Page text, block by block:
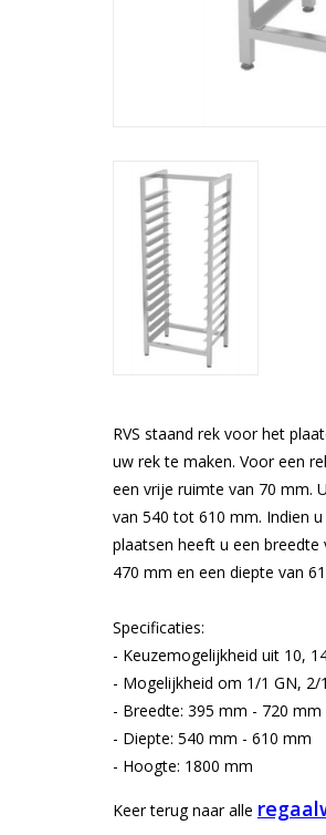
RVS staand rek voor het
uw rek te maken. Voor een
een vrije ruimte van 70 mm.
van 540 tot 610 mm. Indien
plaatsen heeft u een
470 mm en een diepte van
Specificaties:
- Keuzemogelijkheid uit 10,
- Mogelijkheid om 1/1 GN,
- Breedte: 395 mm - 720 mm
- Diepte: 540 mm - 610 mm
- Hoogte: 1800 mm
Keer terug naar alle